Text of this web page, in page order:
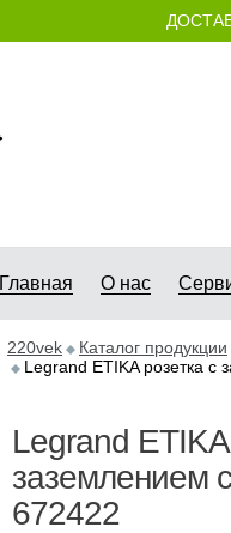
Главная О нас
220vek Каталог продукции
Legrand ETIKA розетка
Legrand
заземлением
672422